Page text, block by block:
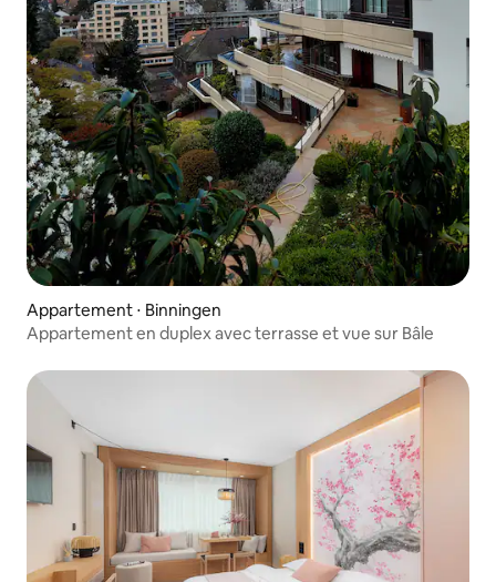
Appartement ⋅ Binningen
Appartement en duplex avec terrasse et vue sur Bâle